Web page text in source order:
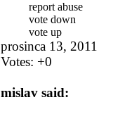
report abuse
vote down
vote up
prosinca 13, 2011
Votes: +0
mislav said: